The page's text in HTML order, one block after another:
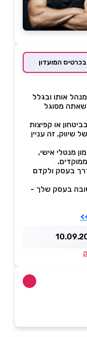
אותו ובגלל
מסוגל
או קפיצות
שיווק, זה עניין
מנטלי אישי,
בעסק ולקדם
בעסק שלך -